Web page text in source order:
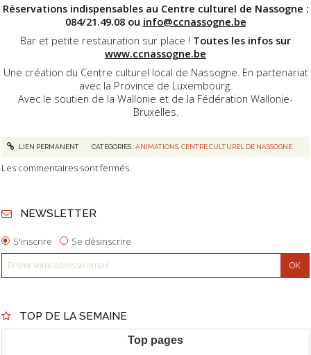
Réservations indispensables au Centre culturel de Nassogne :
084/21.49.08 ou info@ccnassogne.be
Bar et petite restauration sur place ! Toutes les infos sur
www.ccnassogne.be
Une création du Centre culturel local de Nassogne. En partenariat
avec la Province de Luxembourg.
Avec le soutien de la Wallonie et de la Fédération Wallonie-
Bruxelles.
LIEN PERMANENT CATÉGORIES :ANIMATIONS, CENTRE CULTUREL DE NASSOGNE
Les commentaires sont fermés.
NEWSLETTER
S'inscrire Se désinscrire
TOP DE LA SEMAINE